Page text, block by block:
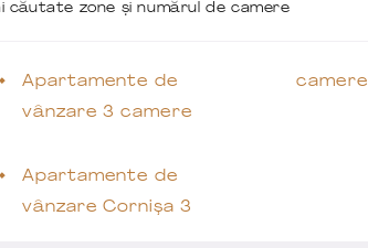
căutate zone și numărul de camere
Apartamente de
vânzare 3 camere
Apartamente de
vânzare Cornișa 3
camere